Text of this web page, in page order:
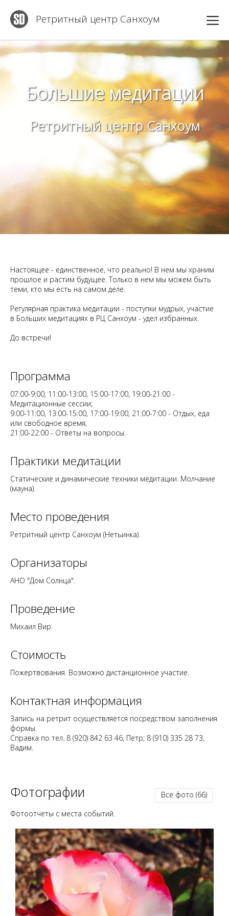
Ретритный центр Санхоум
Большие медитации
Ретритный центр Санхоум
Настоящее - единственное, что реально! В нем мы храним
прошлое и растим будущее. Только в нем мы можем быть
теми, кто мы есть на самом деле.
Регулярная практика медитации - поступки мудрых, участие
в Больших медитациях в РЦ Санхоум - удел избранных.
До встречи!
Программа
07:00-9:00, 11:00-13:00, 15:00-17:00, 19:00-21:00 -
Медитационные сессии;
9:00-11:00, 13:00-15:00, 17:00-19:00, 21:00-7:00 - Отдых, еда
или свободное время;
21:00-22:00 - Ответы на вопросы.
Практики медитации
Статические и динамические техники медитации. Молчание
(мауна).
Место проведения
Ретритный центр Санхоум (Нетьинка).
Организаторы
АНО "Дом Солнца".
Проведение
Михаил Вир.
Стоимость
Пожертвования. Возможно дистанционное участие.
Контактная информация
Запись на ретрит осуществляется посредством заполнения
формы.
Справка по тел. 8 (920) 842 63 46, Петр; 8 (910) 335 28 73,
Вадим.
Все фото (66)
Фотографии
Фотоотчеты с места событий.